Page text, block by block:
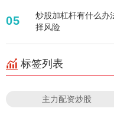
05
炒股加杠杆有什么办
择风险
标签列表
主力配资炒股